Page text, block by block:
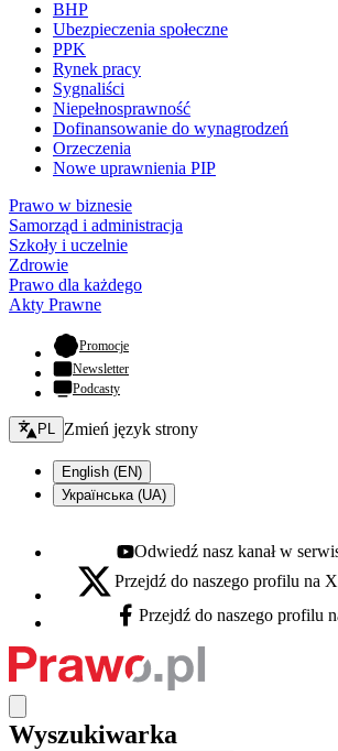
BHP
Ubezpieczenia społeczne
PPK
Rynek pracy
Sygnaliści
Niepełnosprawność
Dofinansowanie do wynagrodzeń
Orzeczenia
Nowe uprawnienia PIP
Prawo w biznesie
Samorząd i administracja
Szkoły i uczelnie
Zdrowie
Prawo dla każdego
Akty Prawne
Promocje- otwiera się w nowej karcie
Newsletter
Podcasty
Zmień język - bieżący:
PL Zmień język strony
English (EN)
Українська (UA)
Youtube - otwiera się w nowej karcie
Odwiedź nasz kanał w
X - otwiera się w nowej karcie
Przejdź do naszego profilu na
Facebook - otwiera się w nowej karcie
Przejdź do naszego profilu
Wyszukiwarka